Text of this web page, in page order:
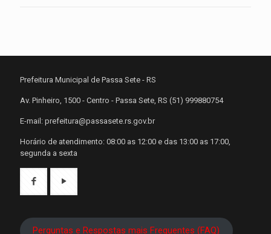
Prefeitura Municipal de Passa Sete - RS
Av. Pinheiro, 1500 - Centro - Passa Sete, RS (51) 999880754
E-mail: prefeitura@passasete.rs.gov.br
Horário de atendimento: 08:00 as 12:00 e das 13:00 as 17:00,
segunda a sexta
Perguntas e Respostas mais Frequentes (FAQ)